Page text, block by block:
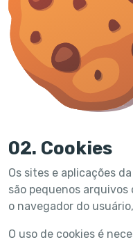
02. Cookies
Os sites e aplicações
são pequenos
o navegador do
O uso de cookies é